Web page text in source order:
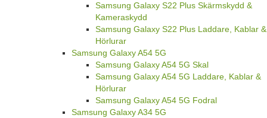
Samsung Galaxy S22 Plus Skärmskydd &
Kameraskydd
Samsung Galaxy S22 Plus Laddare, Kablar &
Hörlurar
Samsung Galaxy A54 5G
Samsung Galaxy A54 5G Skal
Samsung Galaxy A54 5G Laddare, Kablar &
Hörlurar
Samsung Galaxy A54 5G Fodral
Samsung Galaxy A34 5G